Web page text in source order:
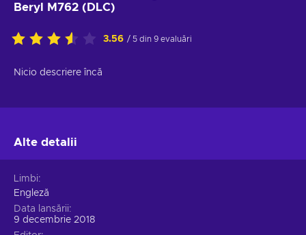
Beryl M762 (DLC)
3.56 / 5 din 9 evaluări
Nicio descriere încă
Alte detalii
Limbi
Engleză
Data lansării
9 decembrie 2018